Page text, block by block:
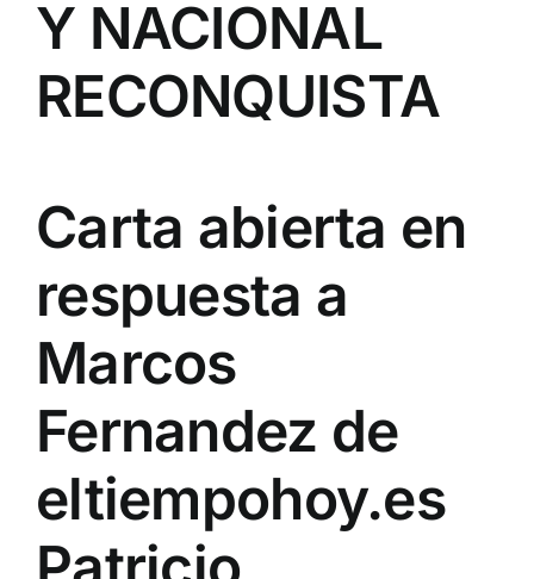
Y NACIONAL
RECONQUISTA
Carta abierta en
respuesta a
Marcos
Fernandez de
eltiempohoy.es